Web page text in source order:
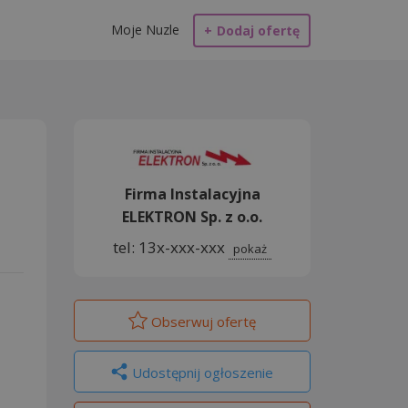
+ Dodaj ofertę
Moje Nuzle
Firma Instalacyjna
ELEKTRON Sp. z o.o.
tel: 13x-xxx-xxx pokaż
Obserwuj ofertę
Udostępnij ogłoszenie